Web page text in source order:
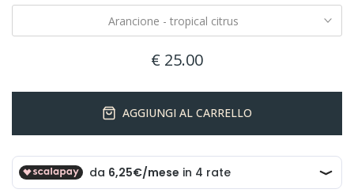
Arancione - tropical citrus
€ 25.00
AGGIUNGI AL CARRELLO